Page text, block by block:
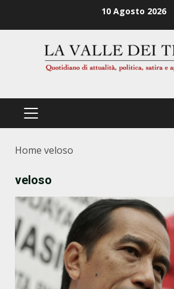
10 Agosto 2026
PRIMÄRES
Home veloso
veloso